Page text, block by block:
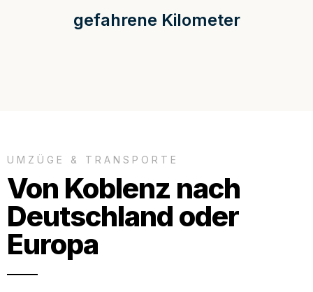
gefahrene Kilometer
UMZÜGE & TRANSPORTE
Von Koblenz nach
Deutschland oder
Europa